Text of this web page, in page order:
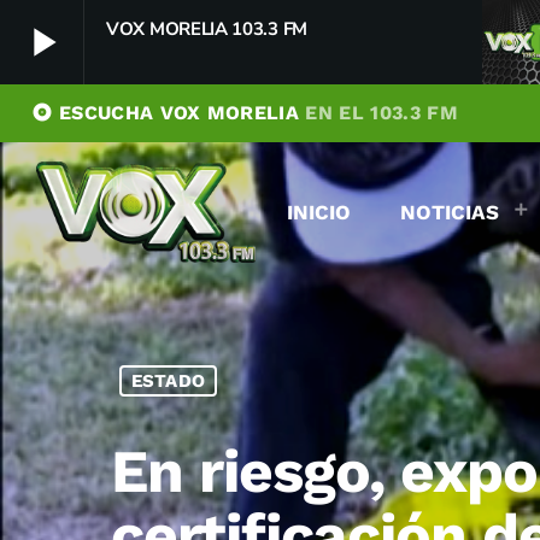
play_arrow VOX MORELIA 103.3 FM
play_arrow VOX MORELIA 103.3 FM
Player Debug
pushFeed = INITIALIZE1786078335916
[object Object]
newFeedReading = REITERATE - 1786078335917
newFeedReading = REITERATE - 1786078335980
album ESCUCHA VOX MORELIA EN EL 103.3 FM
INICIO NOTICIAS
ESTADO
En riesgo,